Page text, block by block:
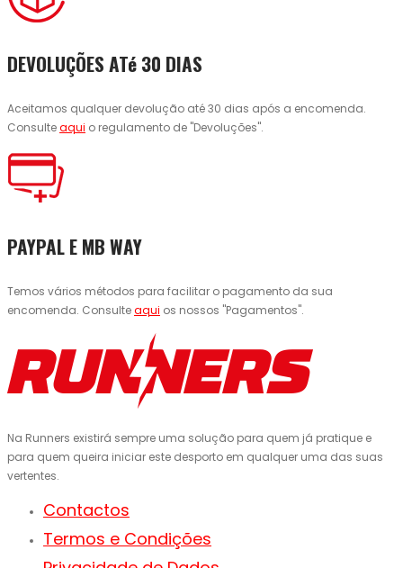
DEVOLUÇÕES ATé 30 DIAS
Aceitamos qualquer devolução até 30 dias após a encomenda.
Consulteaqui o regulamento de "Devoluções".
PAYPAL E MB WAY
Temos vários métodos para facilitar o pagamento da sua
encomenda. Consulteaqui os nossos "Pagamentos".
Na Runners existirá sempre uma solução para quem já pratique e
para quem queira iniciar este desporto em qualquer uma das suas
vertentes.
Contactos
Termos e Condições